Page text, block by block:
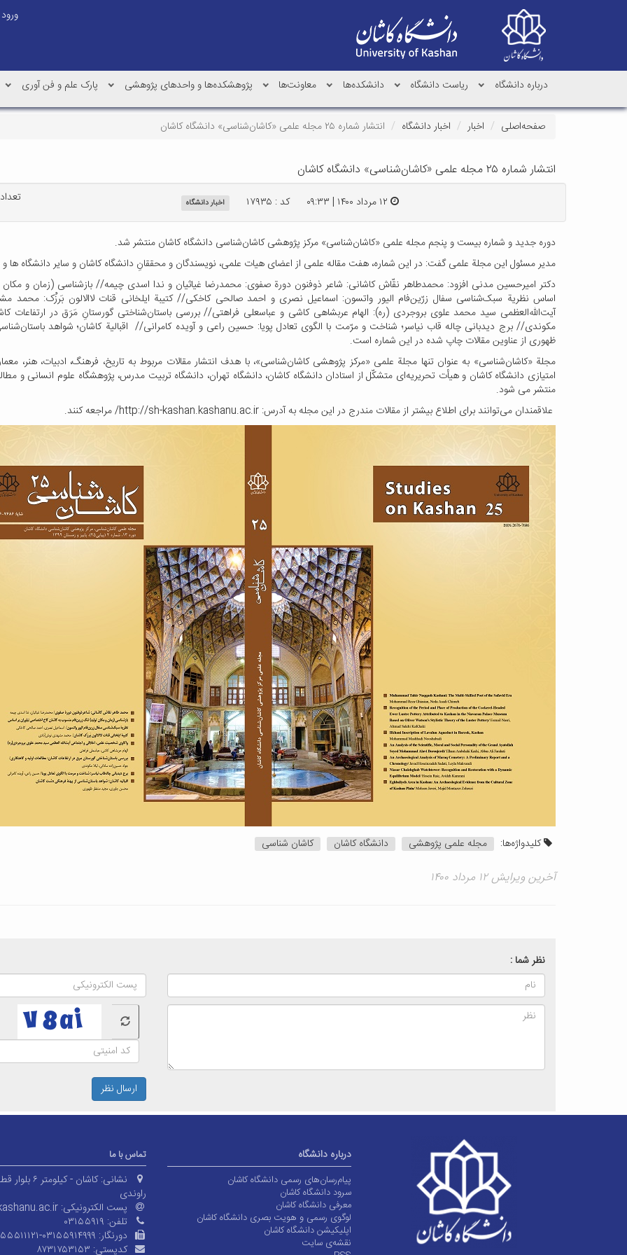
ورود
درباره دانشگاه ریاست دانشگاه دانشکده‌ها معاونت‌ها پژوهشکده‌ها و واحدهای پژوهشی پارک علم و فن آوری
صفحه‌اصلی اخبار اخبار دانشگاه انتشار شماره ۲۵ مجله علمی «کاشان‌شناسی» دانشگاه کاشان
انتشار شماره ۲۵ مجله علمی «کاشان‌شناسی» دانشگاه کاشان
کد : ۱۷۹۳۵ اخبار دانشگاه تعداد
دوره جدید و شماره بیست و پنجم مجله علمی «کاشان‌شناسی» مرکز پژوهشی کاشان‌شناسی دانشگاه کاشان منتشر شد.
مدیر مسئول این مجلة علمی گفت: در این شماره، هفت مقاله علمی از اعضای هیات علمی، نویسندگان و محققانِ دانشگاه کاشان و سایر دانشگاه
دکتر امیرحسین مدنی افزود: محمدطاهر نقّاش کاشانی: شاعر ذوفنون دورة صفوی: محمدرضا غیاثیان و ندا اسدی چیمه// بازشناسی (زمان و
اساس نظریة سبک‌شناسی سفال زرّین‌فام الیور واتسون: اسماعیل نصری و احمد صالحی کاخکی// کتیبة ایلخانی قنات لاالالون بَرزُک:
آیت‌الله‌العظمی سید محمد علوی بروجردی (ره): الهام عربشاهی کاشی و عباسعلی فراهتی// بررسی باستان‌شناختی گورستانِ مَرَق در ارتفاعات
مکوندی// برج دیدبانی چاله قاب نیاسر؛ شناخت و مرّمت با الگوی تعادل پویا: حسین راعی و آویده کامرانی// اقبالیة کاشان؛ شواهد
ظهوری از عناوین مقالات چاپ شده در این شماره است.
مجلة «کاشان‌شناسی» به عنوان تنها مجلة علمی «مرکز پژوهشی کاشان‌شناسی»، با هدف انتشار مقالات مربوط به تاریخ، فرهنگ، ادبیات،
امتیازی دانشگاه کاشان و هیأت تحریریه‌ای متشکّل از استادان دانشگاه کاشان، دانشگاه تهران، دانشگاه تربیت مدرس، پژوهشگاه علوم انسانی و
منتشر می شود.
علاقمندان می‌توانند برای اطلاع بیشتر از مقالات مندرج در این مجله به آدرس: http://sh-kashan.kashanu.ac.ir/ مراجعه کنند.
کلیدواژه‌ها: مجله علمی پژوهشی دانشگاه کاشان کاشان شناسی
آخرین ویرایش ۱۲ مرداد ۱۴۰۰
نظر شما :
ارسال نظر
درباره دانشگاه
پیام‌رسان‌های رسمی دانشگاه کاشان
سرود دانشگاه کاشان
معرفی دانشگاه کاشان
لوگوی رسمی و هویت بصری دانشگاه کاشان
اپلیکیشن دانشگاه کاشان
نقشه‌ی سایت
تماس با ما
نشانی:
کاشان - کیلومتر ۶
راوندی
پست الکترونیکی:
تلفن: ۰۳۱۵۵۹۱۹
دورنگار: ۰۳۱۵۵۵۱۱۱۲۱-
کدپستی: ۸۷۳۱۷۵۳۱۵۳